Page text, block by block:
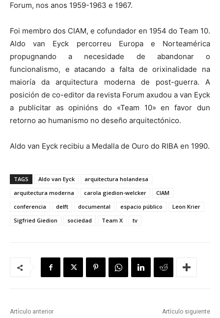
Forum, nos anos 1959-1963 e 1967.
Foi membro dos CIAM, e cofundador en 1954 do Team 10.
Aldo van Eyck percorreu Europa e Norteamérica
propugnando a necesidade de abandonar o
funcionalismo, e atacando a falta de orixinalidade na
maioría da arquitectura moderna de post-guerra. A
posición de co-editor da revista Forum axudou a van Eyck
a publicitar as opinións do «Team 10» en favor dun
retorno ao humanismo no deseño arquitectónico.
Aldo van Eyck recibiu a Medalla de Ouro do RIBA en 1990.
TAGS Aldo van Eyck
arquitectura holandesa
arquitectura moderna
carola giedion-welcker
CIAM
conferencia
delft documental espacio público
Leon Krier
Sigfried Giedion
sociedad Team X tv
Artículo anterior Artículo siguiente